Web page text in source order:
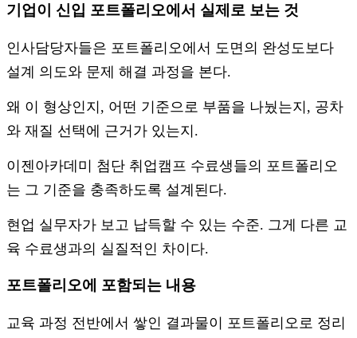
기업이 신입 포트폴리오에서 실제로 보는 것
인사담당자들은 포트폴리오에서 도면의 완성도보다
설계 의도와 문제 해결 과정을 본다.
왜 이 형상인지, 어떤 기준으로 부품을 나눴는지, 공차
와 재질 선택에 근거가 있는지.
이젠아카데미 첨단 취업캠프 수료생들의 포트폴리오
는 그 기준을 충족하도록 설계된다.
현업 실무자가 보고 납득할 수 있는 수준. 그게 다른 교
육 수료생과의 실질적인 차이다.
포트폴리오에 포함되는 내용
교육 과정 전반에서 쌓인 결과물이 포트폴리오로 정리